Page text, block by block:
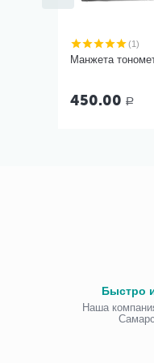
(1)
Манжета
450.00 Р
Быстро
Наша